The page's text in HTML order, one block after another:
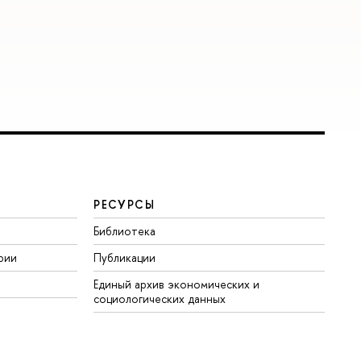
РЕСУРСЫ
Библиотека
Публикации
Единый архив экономических и
социологических данных